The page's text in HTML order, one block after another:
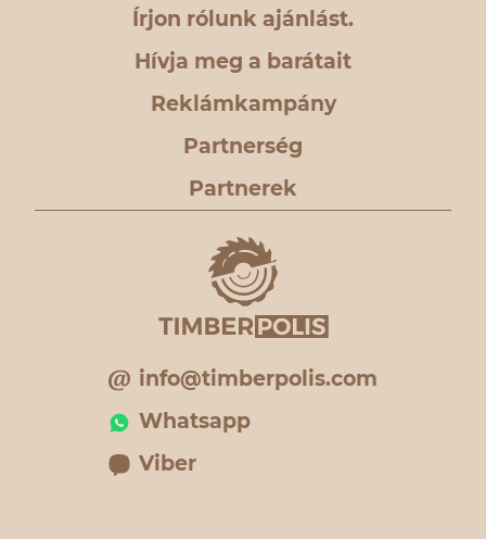
Írjon rólunk ajánlást.
Hívja meg a barátait
Reklámkampány
Partnerség
Partnerek
info@timberpolis.com
Whatsapp
Viber